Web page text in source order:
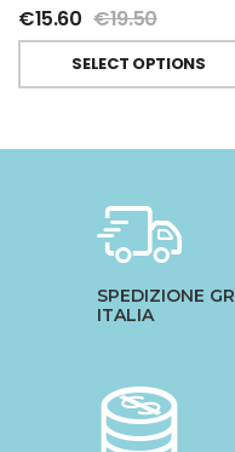
€15.60 €19.50
SELECT OPTIONS
SPEDIZIONE
ITALIA